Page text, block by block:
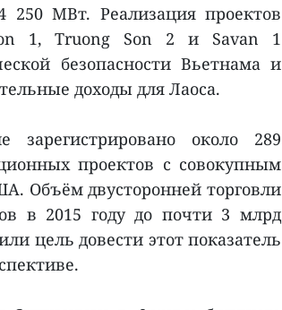
МВт. Реализация проектов
1, Truong Son 2 и Savan 1
безопасности Вьетнама и
доходы для Лаоса.
около 289
проектов с совокупным
Объём двусторонней торговли
в 2015 году до почти 3 млрд
цель довести этот показатель